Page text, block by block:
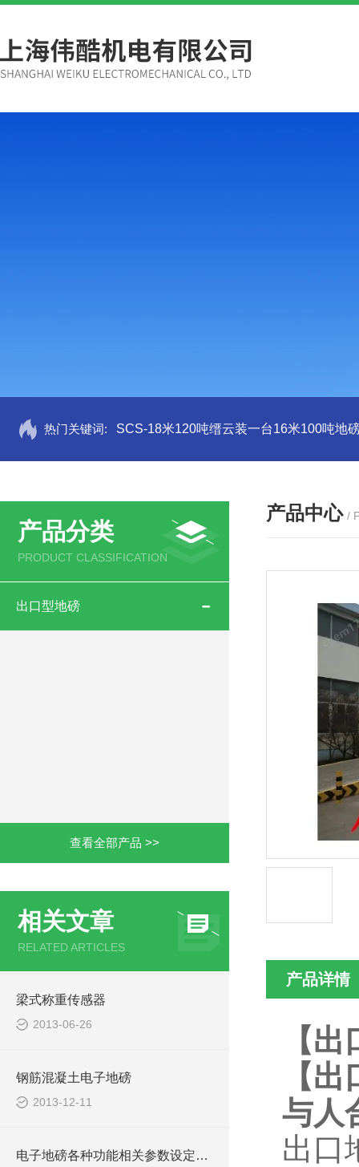
热门关键词: SCS-18米120吨缙云装一台16米100吨地
产品分类
PRODUCT CLASSIFICATION
出口型地磅
查看全部产品 >>
相关文章
RELATED ARTICLES
梁式称重传感器
2013-06-26
钢筋混凝土电子地磅
2013-12-11
电子地磅各种功能相关参数设定功能
产品中心 /
产品详情
【
【
与人
出口